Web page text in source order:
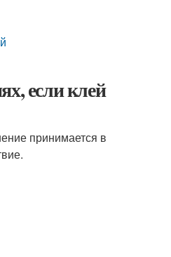
если клей
принимается в